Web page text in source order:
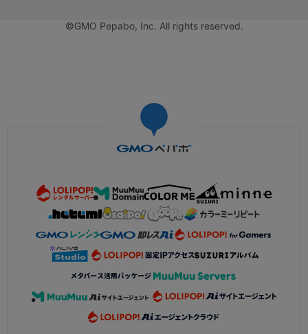
©GMO Pepabo, Inc. All rights reserved.